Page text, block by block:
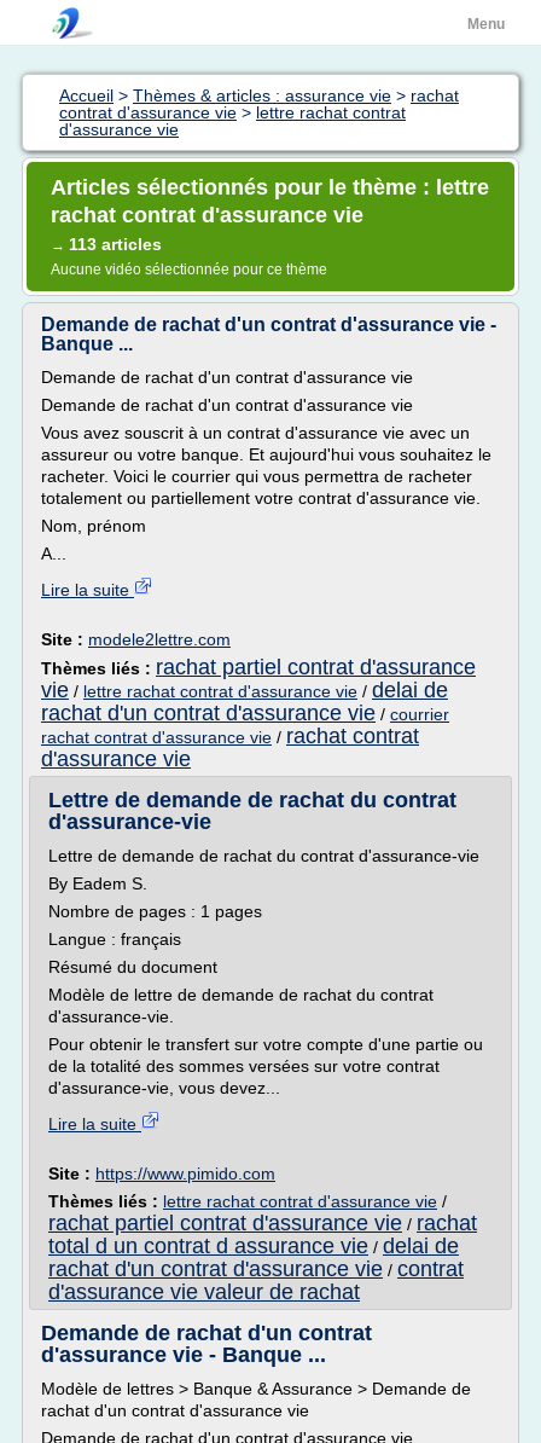
Menu
Accueil > Thèmes & articles : assurance vie > rachat
contrat d'assurance vie > lettre rachat contrat
d'assurance vie
Articles sélectionnés pour le thème : lettre
rachat contrat d'assurance vie
→ 113 articles
Aucune vidéo sélectionnée pour ce thème
Demande de rachat d'un contrat d'assurance vie -
Banque ...
Demande de rachat d'un contrat d'assurance vie
Demande de rachat d'un contrat d'assurance vie
Vous avez souscrit à un contrat d'assurance vie avec un
assureur ou votre banque. Et aujourd'hui vous souhaitez le
racheter. Voici le courrier qui vous permettra de racheter
totalement ou partiellement votre contrat d'assurance vie.
Nom, prénom
A...
Lire la suite
Site : modele2lettre.com
Thèmes liés : rachat partiel contrat d'assurance
vie / lettre rachat contrat d'assurance vie / delai de
rachat d'un contrat d'assurance vie / courrier
rachat contrat d'assurance vie / rachat contrat
d'assurance vie
Lettre de demande de rachat du contrat
d'assurance-vie
Lettre de demande de rachat du contrat d'assurance-vie
By Eadem S.
Nombre de pages : 1 pages
Langue : français
Résumé du document
Modèle de lettre de demande de rachat du contrat
d'assurance-vie.
Pour obtenir le transfert sur votre compte d'une partie ou
de la totalité des sommes versées sur votre contrat
d'assurance-vie, vous devez...
Lire la suite
Site : https://www.pimido.com
Thèmes liés : lettre rachat contrat d'assurance vie /
rachat partiel contrat d'assurance vie / rachat
total d un contrat d assurance vie / delai de
rachat d'un contrat d'assurance vie / contrat
d'assurance vie valeur de rachat
Demande de rachat d'un contrat
d'assurance vie - Banque ...
Modèle de lettres > Banque & Assurance > Demande de
rachat d'un contrat d'assurance vie
Demande de rachat d'un contrat d'assurance vie